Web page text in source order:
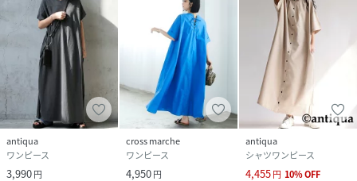
antiqua
ワンピース
3,990円
cross marche
ワンピース
4,950円
antiqua
シャツワンピース
4,455円 10%OFF